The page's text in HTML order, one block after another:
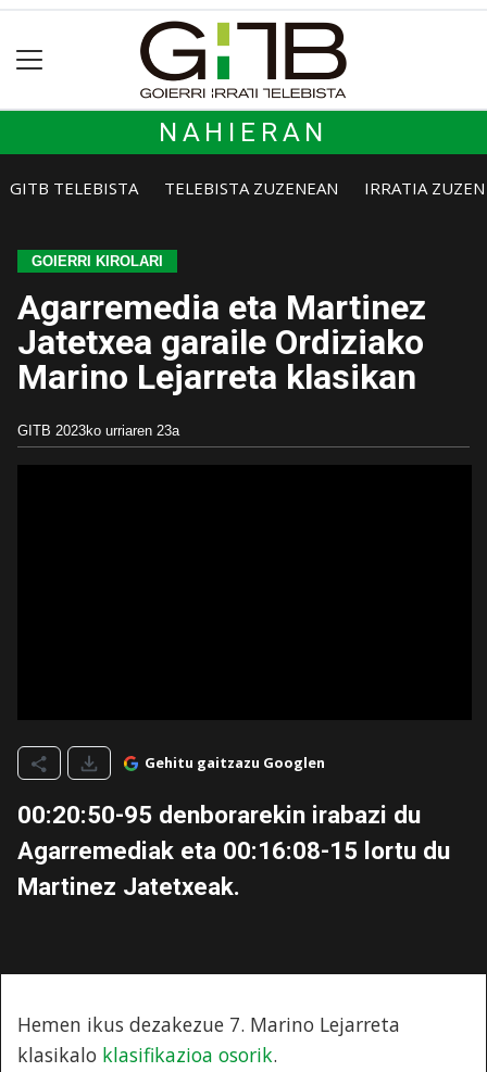
NAHIERAN
GITB TELEBISTA TELEBISTA ZUZENEAN IRRATIA
GOIERRI KIROLARI
Agarremedia eta Martinez
Jatetxea garaile Ordiziako
Marino Lejarreta klasikan
GITB 2023ko urriaren 23a
Gehitu gaitzazu Googlen
00:20:50-95 denborarekin irabazi du
Agarremediak eta 00:16:08-15 lortu du
Martinez Jatetxeak.
Hemen ikus dezakezue 7. Marino Lejarreta
klasikalo klasifikazioa osorik.